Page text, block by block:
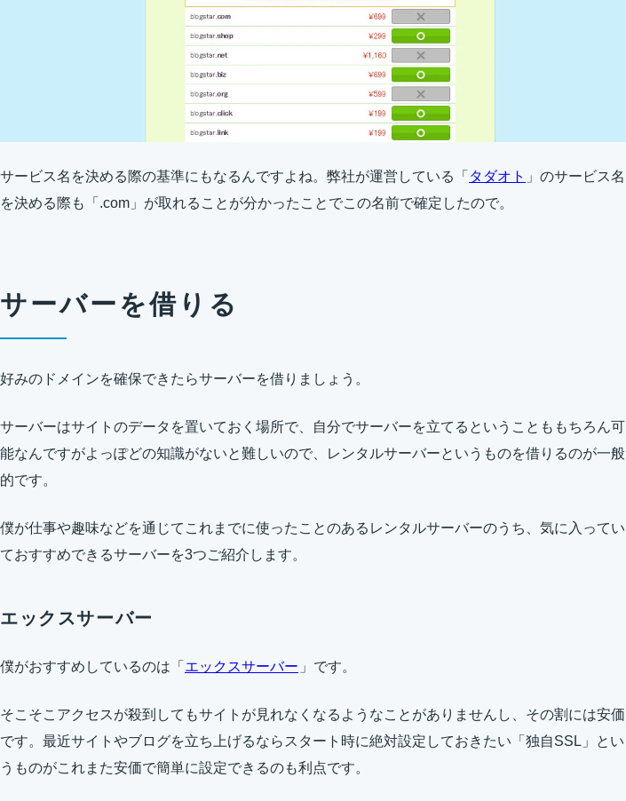
サービス名を決める際の基準にもなるんですよね。弊社が運営している「 タダオト 」のサービス名
を決める際も「.com」が取れることが分かったことでこの名前で確定したので。
サーバーを借りる
好みのドメインを確保できたらサーバーを借りましょう。
サーバーはサイトのデータを置いておく場所で、自分でサーバーを立てるということももちろん可
能なんですがよっぽどの知識がないと難しいので、レンタルサーバーというものを借りるのが一般
的です。
僕が仕事や趣味などを通じてこれまでに使ったことのあるレンタルサーバーのうち、気に入ってい
ておすすめできるサーバーを3つご紹介します。
エックスサーバー
僕がおすすめしているのは「 エックスサーバー 」です。
そこそこアクセスが殺到してもサイトが見れなくなるようなことがありませんし、その割には安価
です。最近サイトやブログを立ち上げるならスタート時に絶対設定しておきたい「独自SSL」とい
うものがこれまた安価で簡単に設定できるのも利点です。